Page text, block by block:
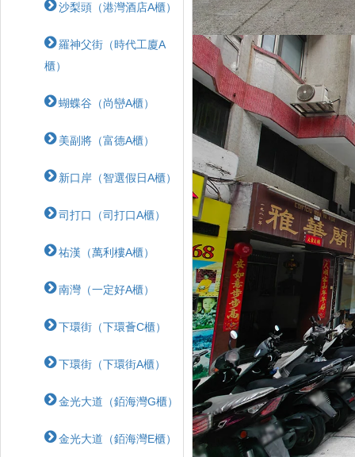
沙梨頭（港灣酒店A櫃）
羅神父街（時代工廈A
櫃）
蝴蝶⾕（尚巒A櫃）
美副將（富德A櫃）
新口岸（智選假日A櫃）
司打口（司打口A櫃）
祐漢（萬利樓A櫃）
南灣（一定好A櫃）
下環街（下環薈C櫃）
下環街（下環街A櫃）
金光大道（銆海灣G櫃）
金光大道（銆海灣E櫃）